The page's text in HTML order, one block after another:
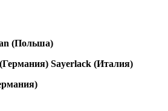
(Польша)
Sayerlack (Италия)